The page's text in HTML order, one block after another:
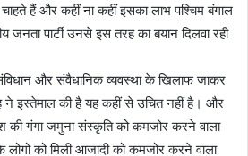
हैं और कहीं ना कहीं इसका लाभ पश्चिम बंगाल
जनता पार्टी उनसे इस तरह का बयान दिलवा रही
और संवैधानिक व्यवस्था के खिलाफ जाकर
ने इस्तेमाल की है यह कहीं से उचित नहीं है। और
की गंगा जमुना संस्कृति को कमजोर करने वाला
लोगों को मिली आजादी को कमजोर करने वाला